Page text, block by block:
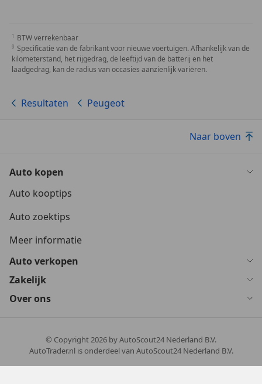
BTW verrekenbaar
Specificatie van de fabrikant voor nieuwe voertuigen. Afhankelijk van de
kilometerstand, het rijgedrag, de leeftijd van de batterij en het
laadgedrag, kan de radius van occasies aanzienlijk variëren.
Resultaten Peugeot
Naar boven
Auto kopen
Auto kooptips
Auto zoektips
Meer informatie
Auto verkopen
Zakelijk
Over ons
© Copyright2026 by AutoScout24 Nederland B.V.
AutoTrader.nl is onderdeel van AutoScout24 Nederland B.V.